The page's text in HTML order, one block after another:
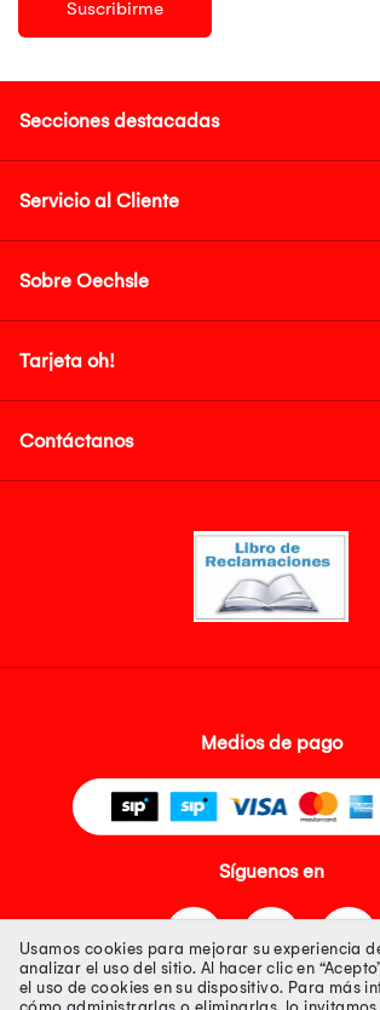
Suscribirme
Secciones destacadas
Servicio al Cliente
Sobre Oechsle
Tarjeta oh!
Contáctanos
Medios de pago
Síguenos en
Usamos cookies para mejorar su experiencia
analizar el uso del sitio. Al hacer clic en
el uso de cookies en su dispositivo. Para más